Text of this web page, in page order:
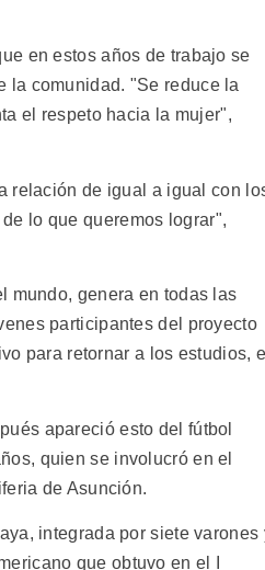
en estos años de trabajo se
la comunidad. "Se reduce la
el respeto hacia la mujer",
relación de igual a igual con
lo que queremos lograr",
mundo, genera en todas las
participantes del proyecto
para retornar a los estudios,
apareció esto del fútbol
quien se involucró en el
de Asunción.
integrada por siete varones
que obtuvo en el I